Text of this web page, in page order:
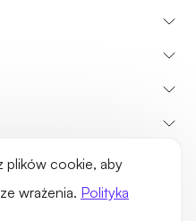
plików cookie, aby
wrażenia. Polityka
Mapa strony